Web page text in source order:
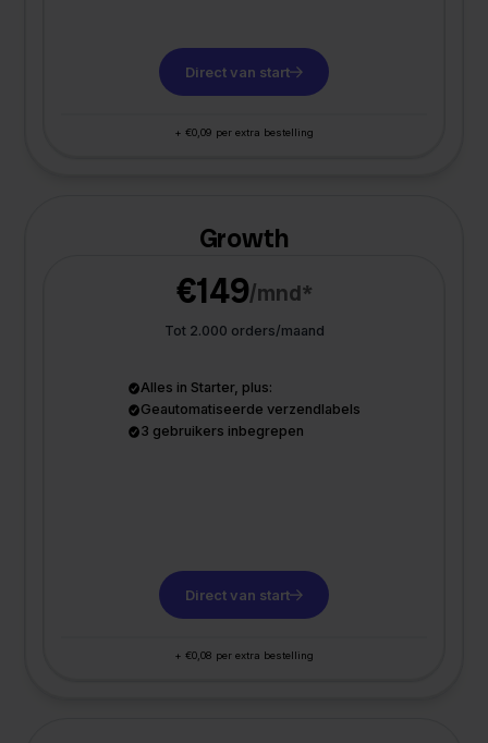
Direct van start
+ €0,09 per extra bestelling
Growth
€149/mnd*
Tot 2.000 orders/maand
Alles in Starter, plus:
Geautomatiseerde verzendlabels
3 gebruikers inbegrepen
Direct van start
+ €0,08 per extra bestelling